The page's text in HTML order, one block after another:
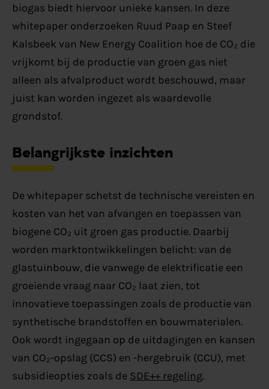
biogas biedt hiervoor unieke kansen. In deze
whitepaper onderzoeken Ruud Paap en Steef
Kalsbeek van New Energy Coalition hoe de CO₂ die
vrijkomt bij de productie van groen gas niet
alleen als afvalproduct wordt beschouwd, maar
juist kan worden ingezet als waardevolle
grondstof.
Belangrijkste inzichten
De whitepaper schetst de technische vereisten en
kosten van het van afvangen en toepassen van
biogene CO₂ uit groen gas productie. Daarbij
worden marktontwikkelingen belicht: van de
glastuinbouw, die vanwege de elektrificatie een
groeiende vraag naar CO₂ laat zien, tot
innovatieve toepassingen zoals de productie van
synthetische brandstoffen en bouwmaterialen.
Ook wordt ingegaan op de uitdagingen en kansen
van CO₂-opslag (CCS) en -hergebruik (CCU), met
subsidieopties zoals de SDE++ regeling.